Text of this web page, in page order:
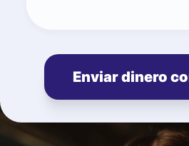
Enviar dinero